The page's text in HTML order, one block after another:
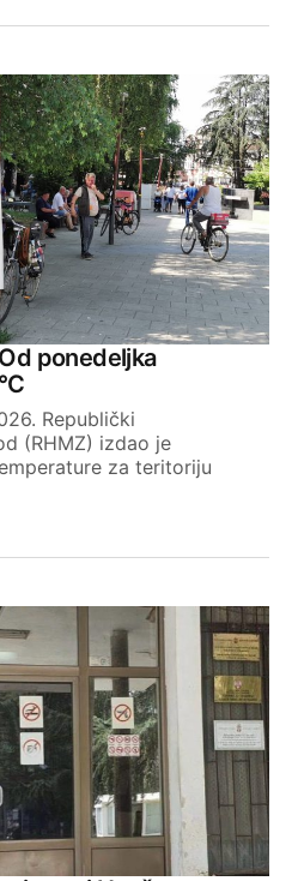
ponedeljka
Republički
(RHMZ) izdao je
za teritoriju